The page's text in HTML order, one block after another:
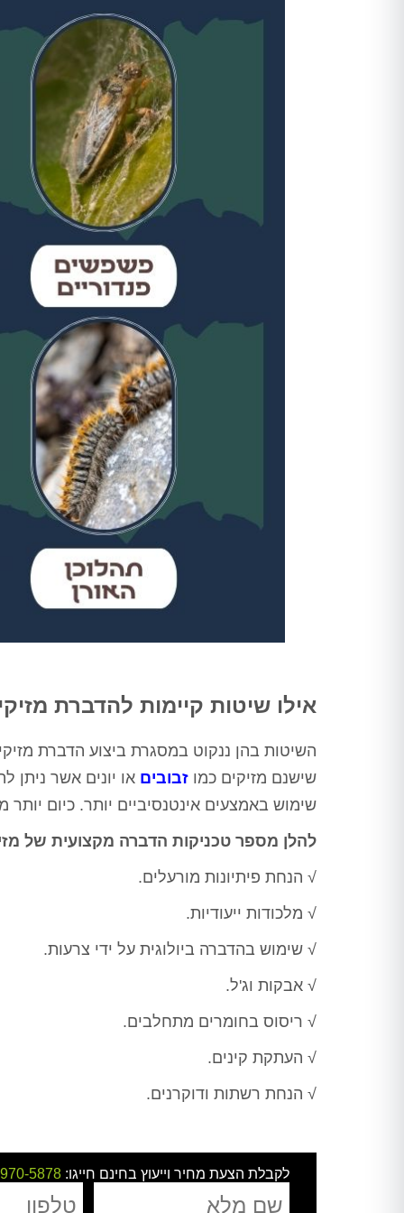
אילו שיטות קיימות להדברת
השיטות בהן ננקוט במסגרת ביצוע הדברת
שישנם מזיקים כמו זבובים או יונים אשר ניתן
שימוש באמצעים אינטנסיביים יותר. כיום
להלן מספר טכניקות הדברה מקצועית של
√ הנחת פיתיונות מורעלים.
√ מלכודות ייעודיות.
√ שימוש בהדברה ביולוגית על ידי צרעות.
√ אבקות וג'ל.
√ ריסוס בחומרים מתחלבים.
√ העתקת קינים.
√ הנחת רשתות ודוקרנים.
לקבלת הצעת מחיר וייעוץ בחינם חייגו: 5878
מתאימה, לאחר מכן חזר שוב וסיים
את העבודה, כבר אין חולדות
שמתרוצצות בחדר מדרגות, אין
חולדה שמחכה בחדר אשפה, פשוט
הציל אותנו אין מילה אחרת
תודה ערן, בטוחה שנתראה בשנה